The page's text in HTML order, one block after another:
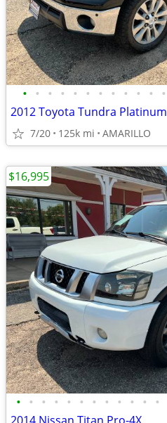
• • • • • • • • • • • •
2012 Toyota Tundra Platinum
7/20 125k mi AMARILLO
• • • • • • • • • • • •
$16,995